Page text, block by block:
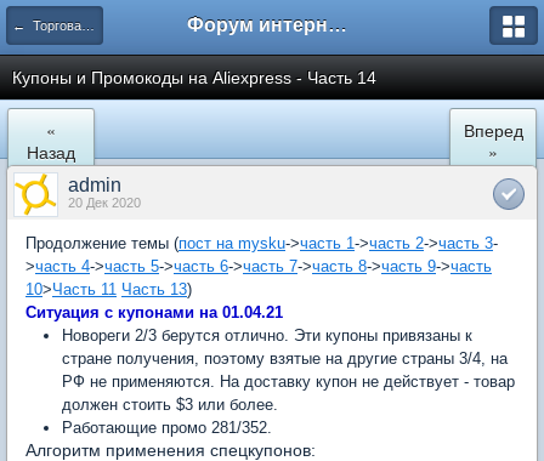
← Торговая площадка AliExpress Форум интернет покупателей
Купоны и Промокоды на Aliexpress - Часть 14
«
Назад
Вперед
»
admin
20 Дек 2020
Продолжение темы (пост на mysku->часть 1->часть 2->часть 3-
>часть 4->часть 5->часть 6->часть 7->часть 8->часть 9->часть
10>Часть 11 Часть 13)
Ситуация с купонами на 01.04.21
Новореги 2/3 берутся отлично. Эти купоны привязаны к
стране получения, поэтому взятые на другие страны 3/4, на
РФ не применяются. На доставку купон не действует - товар
должен стоить $3 или более.
Работающие промо 281/352.
Алгоритм применения спецкупонов: